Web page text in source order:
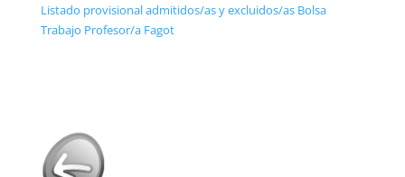
Listado provisional admitidos/as y excluidos/as Bolsa
Trabajo Profesor/a Fagot